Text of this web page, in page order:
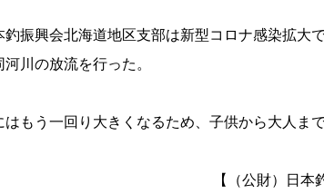
振興会北海道地区支部は新型コロナ感染拡大
川の放流を行った。
もう一回り大きくなるため、子供から大人ま
【（公財）日本